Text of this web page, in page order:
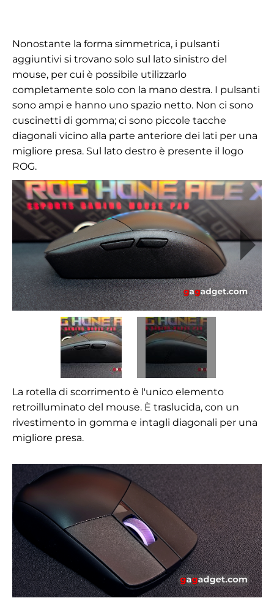
Nonostante la forma simmetrica, i pulsanti
aggiuntivi si trovano solo sul lato sinistro del
mouse, per cui è possibile utilizzarlo
completamente solo con la mano destra. I pulsanti
sono ampi e hanno uno spazio netto. Non ci sono
cuscinetti di gomma; ci sono piccole tacche
diagonali vicino alla parte anteriore dei lati per una
migliore presa. Sul lato destro è presente il logo
ROG.
La rotella di scorrimento è l'unico elemento
retroilluminato del mouse. È traslucida, con un
rivestimento in gomma e intagli diagonali per una
migliore presa.